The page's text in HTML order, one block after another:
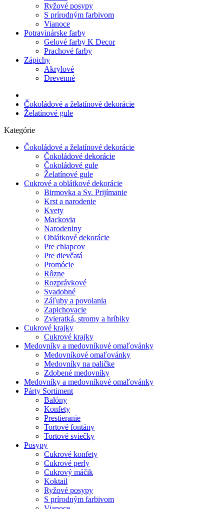
Ryžové posypy
S prírodným farbivom
Vianoce
Potravinárske farby
Gelové farby K Decor
Prachové farby
Zápichy
Akrylové
Drevenné
Čokoládové a želatínové dekorácie
Želatínové gule
Kategórie
Čokoládové a želatínové dekorácie
Čokoládové dekorácie
Čokoládové gule
Želatínové gule
Cukrové a oblátkové dekorácie
Birmovka a Sv. Prijímanie
Krst a narodenie
Kvety
Mackovia
Narodeniny
Oblátkové dekorácie
Pre chlapcov
Pre dievčatá
Promócie
Rôzne
Rozprávkové
Svadobné
Záľuby a povolania
Zapichovacie
Zvieratká, stromy a hríbiky
Cukrové krajky
Cukrové krajky
Medovníky a medovníkové omaľovánky
Medovníkové omaľovánky
Medovníky na paličke
Zdobené medovníky
Medovníky a medovníkové omaľovánky
Párty Sortiment
Balóny
Konfety
Prestieranie
Tortové fontány
Tortové sviečky
Posypy
Cukrové konfety
Cukrové perly
Cukrový máčik
Koktail
Ryžové posypy
S prírodným farbivom